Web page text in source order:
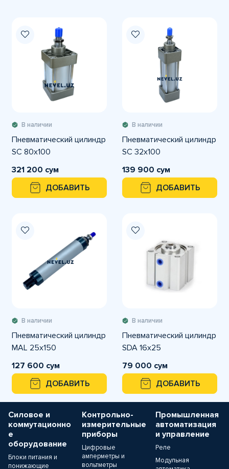
В наличии
Пневматический цилиндр
SC 80x100
321 200 сум
ДОБАВИТЬ
В наличии
Пневматический цилиндр
SC 32x100
139 900 сум
ДОБАВИТЬ
В наличии
Пневматический цилиндр
MAL 25x150
127 600 сум
ДОБАВИТЬ
В наличии
Пневматический цилиндр
SDA 16x25
79 000 сум
ДОБАВИТЬ
Силовое и
коммутационно
е
оборудование
Блоки питания и
понижающие
Контрольно-
измерительные
приборы
Цифровые
амперметры и
вольтметры
Промышленная
автоматизация
и управление
Реле
Модульная